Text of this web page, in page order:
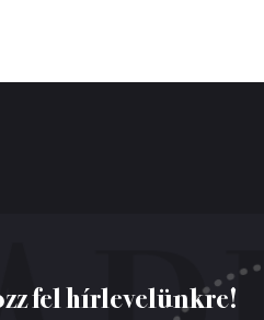
fel hírlevelünkre!